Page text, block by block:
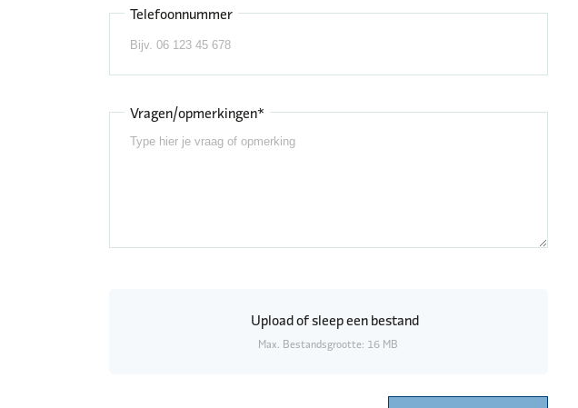
Telefoonnummer
Vragen/opmerkingen*
Uploadof sleep een bestand
Max. Bestandsgrootte: 16 MB